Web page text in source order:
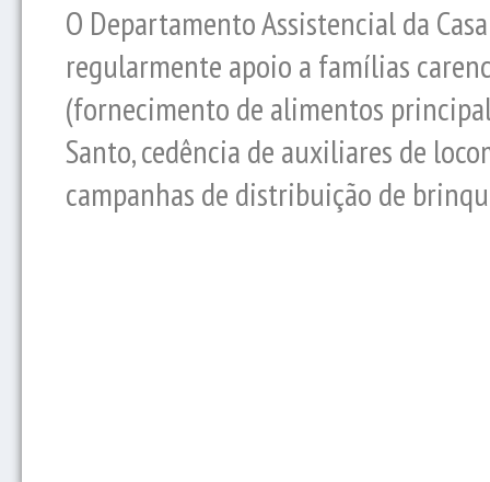
O Departamento Assistencial da
regularmente apoio a famílias
(fornecimento de alimentos
Santo, cedência de auxiliares de
campanhas de distribuição de